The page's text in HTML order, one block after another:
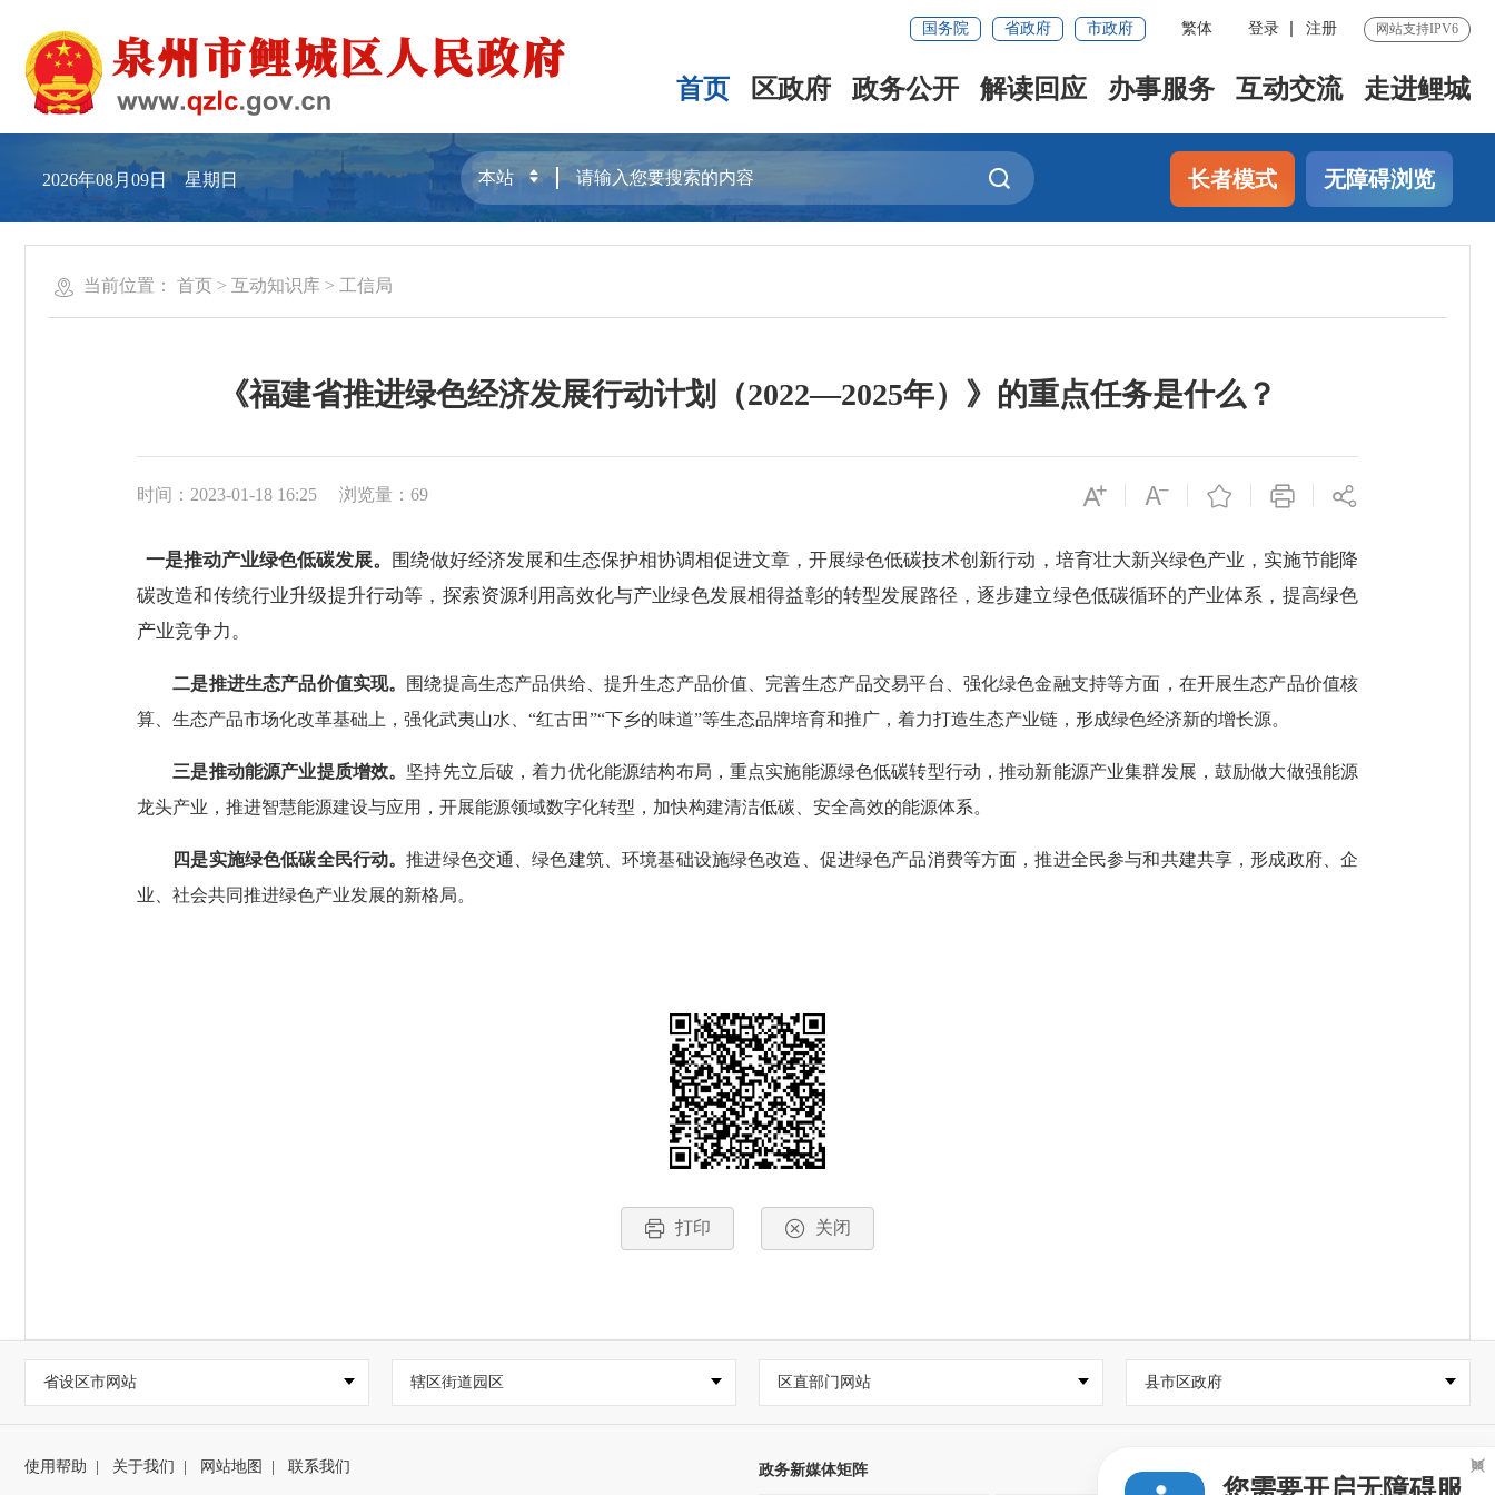
国务院 省政府 市政府 繁体 登录 注册 网站支持IPV6
首页 区政府 政务公开 解读回应 办事服务 互动交流 走进鲤城
2026年08月09日 星期日 长者模式 无障碍浏览
当前位置： 首页 > 互动知识库 > 工信局
《福建省推进绿色经济发展行动计划（2022—2025年）》的重点任务是什么？
时间：2023-01-18 16:25 浏览量： 69
一是推动产业绿色低碳发展。 围绕做好经济发展和生态保护相协调相促进文章，开展绿色低碳技术创新行动，培育壮大新兴绿色产业，实施节能降
碳改造和传统行业升级提升行动等，探索资源利用高效化与产业绿色发展相得益彰的转型发展路径，逐步建立绿色低碳循环的产业体系，提高绿色
产业竞争力。
二是推进生态产品价值实现。
围绕提高生态产品供给、提升生态产品价值、完善生态产品交易平台、强化绿色金融支持等方面，在开展生态产品价值核
算、生态产品市场化改革基础上，强化武夷山水、“红古田”“下乡的味道”等生态品牌培育和推广，着力打造生态产业链，形成绿色经济新的增长源。
三是推动能源产业提质增效。 坚持先立后破，着力优化能源结构布局，重点实施能源绿色低碳转型行动，推动新能源产业集群发展，鼓励做大做强能源
龙头产业，推进智慧能源建设与应用，开展能源领域数字化转型，加快构建清洁低碳、安全高效的能源体系。
四是实施绿色低碳全民行动。推进绿色交通、绿色建筑、环境基础设施绿色改造、促进绿色产品消费等方面，推进全民参与和共建共享，形成政府、企
业、社会共同推进绿色产业发展的新格局。
打印 关闭
省设区市网站 辖区街道园区 区直部门网站 县市区政府
使用帮助 | 关于我们 | 网站地图 | 联系我们 政务新媒体矩阵 